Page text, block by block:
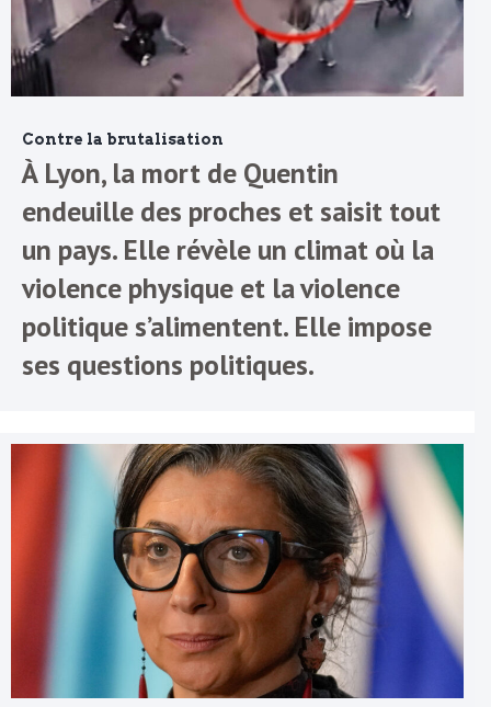
Contre la brutalisation
À Lyon, la mort de Quentin
endeuille des proches et saisit tout
un pays. Elle révèle un climat où la
violence physique et la violence
politique s’alimentent. Elle impose
ses questions politiques.